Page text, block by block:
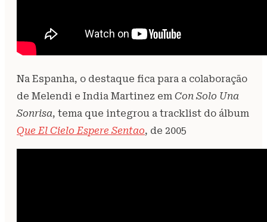
Na Espanha, o destaque fica para a colaboração
de Melendi e India Martinez em Con Solo Una
Sonrisa, tema que integrou a tracklist do álbum
Que El Cielo Espere Sentao, de 2005